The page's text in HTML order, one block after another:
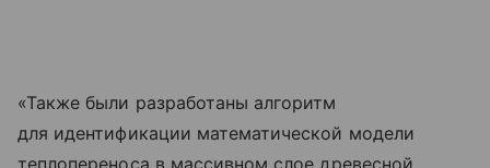
«Также были разработаны алгоритм
для идентификации математической модели